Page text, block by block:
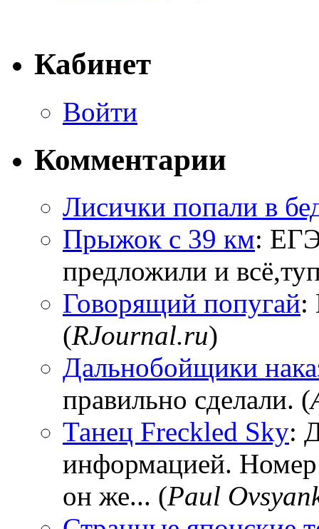
Кабинет
Войти
Комментарии
Лисички попали в
Прыжок с 39 км:
предложили и
Говорящий попугай:
(RJournal.ru)
Дальнобойщики
правильно сделали. (
Танец Freckled Sky:
информацией.
он же... (Paul